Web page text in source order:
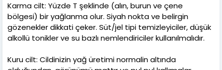
Karma cilt: Yüzde T şeklinde (alın, burun ve çene
bölgesi) bir yağlanma olur. Siyah nokta ve belirgin
gözenekler dikkati çeker. Süt/jel tipi temizleyiciler, düşük
alkollü tonikler ve su bazlı nemlendiriciler kullanılmalıdır.
Kuru cilt: Cildinizin yağ üretimi normalin altında